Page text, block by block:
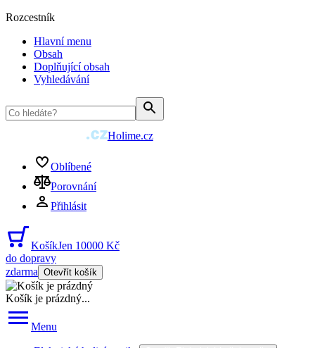
Rozcestník
Hlavní menu
Obsah
Doplňující obsah
Vyhledávání
Holime.cz
Oblíbené
Porovnání
Přihlásit
KošíkJen 10000 Kč
do dopravy
zdarma Otevřít košík
Košík je prázdný...
Menu